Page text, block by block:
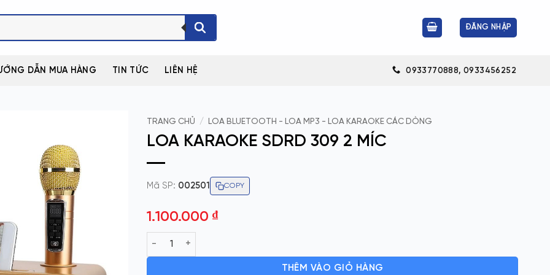
ĐĂNG NHẬP
DẪN MUA HÀNG TIN TỨC LIÊN HỆ 0933770888, 0933456252
TRANG CHỦ / LOA BLUETOOTH - LOA MP3 - LOA KARAOKE CÁC DÒNG
LOA KARAOKE SDRD 309 2 MÍC
Mã SP: 002501 COPY
1.100.000 ₫
LOA KARAOKE SDRD 309 2 MÍC số lượng
THÊM VÀO GIỎ HÀNG